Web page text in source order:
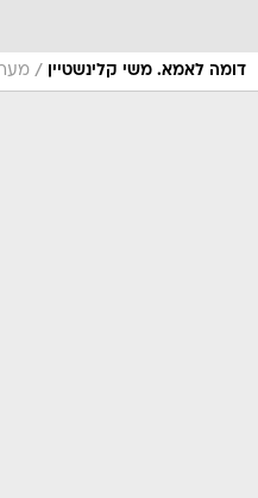
דומה לאמא. משי קלינשטיין /